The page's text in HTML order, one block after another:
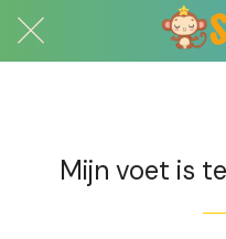
Mijn voet is